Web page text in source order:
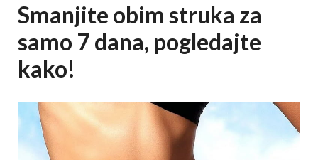
Smanjite obim struka za
samo 7 dana, pogledajte
kako!